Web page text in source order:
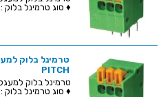
♦ סוג טרמינל בלוק : RIGHT ANGLE SCREWLESS ...
PITCH
♦ סוג טרמינל בלוק : RIGHT ANGLE SCREWLESS ...